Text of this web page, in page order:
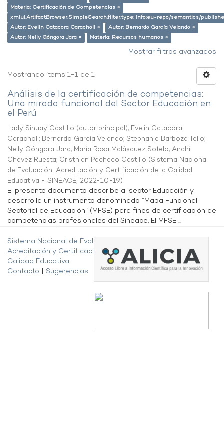
Materia: Certificación de Competencias ×
xmlui.ArtifactBrowser.SimpleSearch.filter.type: info:eu-repo/semantics/
Autor: Evelin Catacora Caracholi ×
Autor: Bernardo García Velando ×
Autor: Nelly Góngora Jara ×
Materia: Recursos humanos ×
Mostrar filtros avanzados
Mostrando ítems 1-1 de 1
Análisis de la certificación de competencias:
Una mirada funcional del Sector Educación en
el Perú
Lady Sihuay Castillo (autor principal); Evelin Catacora
Caracholi; Bernardo García Velando; Stephanie Barboza Tello;
Nelly Góngora Jara; María Rosa Malásquez Sotelo; Anahí
Chávez Ruesta; Cristhian Pacheco Castillo (Sistema Nacional
de Evaluación, Acreditación y Certificación de la Calidad
Educativa - SINEACE, 2022-10-19)
El presente documento describe al sector Educación y
desarrolla un instrumento denominado “Mapa Funcional
Sectorial de Educación” (MFSE) para fines de certificación de
competencias profesionales del Sineace. El MFSE ...
Sistema Nacional de Evaluación,
Acreditación y Certificación de la
Calidad Educativa
Contacto
Sugerencias